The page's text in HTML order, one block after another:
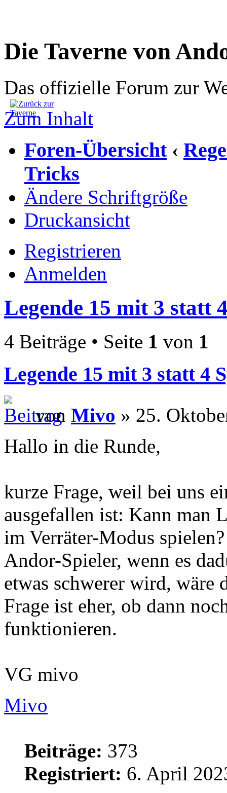
Die Taverne von
Das offizielle Forum zur
Zum Inhalt
Foren-Übersicht ‹
Tricks
Ändere Schriftgröße
Druckansicht
Registrieren
Anmelden
Legende 15 mit 3 statt
4 Beiträge • Seite 1 von 1
Legende 15 mit 3 statt 4
von Mivo » 25.
Hallo in die Runde,
kurze Frage, weil bei uns
ausgefallen ist: Kann man
im Verräter-Modus
Andor-Spieler, wenn es
etwas schwerer wird, wäre
Frage ist eher, ob dann
funktionieren.
VG mivo
Mivo
Beiträge: 373
Registriert: 6. April